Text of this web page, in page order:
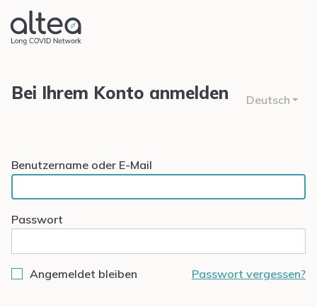
Deutsch
Bei Ihrem Konto anmelden
Benutzername oder E-Mail
Passwort
Angemeldet bleiben Passwort vergessen?